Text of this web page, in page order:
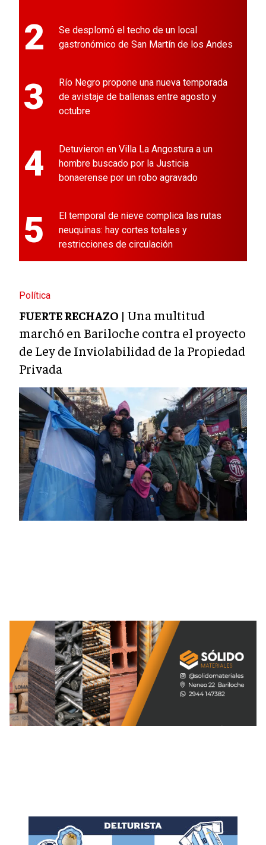
2
Se desplomó el techo de un local
gastronómico de San Martín de los Andes
3
Río Negro propone una nueva temporada
de avistaje de ballenas entre agosto y
octubre
4
Detuvieron en Villa La Angostura a un
hombre buscado por la Justicia
bonaerense por un robo agravado
5
El temporal de nieve complica las rutas
neuquinas: hay cortes totales y
restricciones de circulación
Política
FUERTE RECHAZO | Una multitud
marchó en Bariloche contra el proyecto
de Ley de Inviolabilidad de la Propiedad
Privada